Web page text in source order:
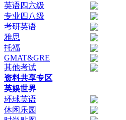
英语四六级
专业四八级
考研英语
雅思
托福
GMAT&GRE
其他考试
资料共享专区
英娱世界
环球英语
休闲乐园